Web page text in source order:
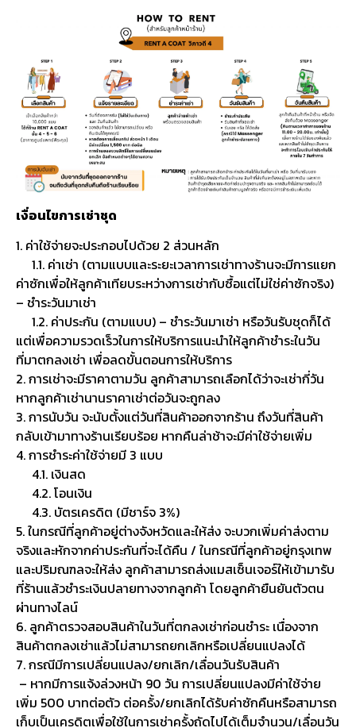
เงื่อนไขการเช่าชุด
1. ค่าใช้จ่ายจะประกอบไปด้วย 2 ส่วนหลัก
1.1. ค่าเช่า (ตามแบบและระยะเวลาการเช่าทางร้านจะมีการแยก
ค่าซักเพื่อให้ลูกค้าเทียบระหว่างการเช่ากับซื้อแต่ไม่ใช่ค่าซักจริง)
– ชำระวันมาเช่า
1.2. ค่าประกัน (ตามแบบ) – ชำระวันมาเช่า หรือวันรับชุดก็ได้
แต่เพื่อความรวดเร็วในการให้บริการแนะนำให้ลูกค้าชำระในวัน
ที่มาตกลงเช่า เพื่อลดขั้นตอนการให้บริการ
2. การเช่าจะมีราคาตามวัน ลูกค้าสามารถเลือกได้ว่าจะเช่ากี่วัน
หากลูกค้าเช่านานราคาเช่าต่อวันจะถูกลง
3. การนับวัน จะนับตั้งแต่วันที่สินค้าออกจากร้าน ถึงวันที่สินค้า
กลับเข้ามาทางร้านเรียบร้อย หากคืนล่าช้าจะมีค่าใช้จ่ายเพิ่ม
4. การชำระค่าใช้จ่ายมี 3 แบบ
4.1. เงินสด
4.2. โอนเงิน
4.3. บัตรเครดิต (มีชาร์จ 3%)
5. ในกรณีที่ลูกค้าอยู่ต่างจังหวัดและให้ส่ง จะบวกเพิ่มค่าส่งตาม
จริงและหักจากค่าประกันที่จะได้คืน / ในกรณีที่ลูกค้าอยู่กรุงเทพ
และปริมณฑลจะให้ส่ง ลูกค้าสามารถส่งแมสเซ็นเจอร์ให้เข้ามารับ
ที่ร้านแล้วชำระเงินปลายทางจากลูกค้า โดยลูกค้ายืนยันตัวตน
ผ่านทางไลน์
6. ลูกค้าตรวจสอบสินค้าในวันที่ตกลงเช่าก่อนชำระ เนื่องจาก
สินค้าตกลงเช่าแล้วไม่สามารถยกเลิกหรือเปลี่ยนแปลงได้
7. กรณีมีการเปลี่ยนแปลง/ยกเลิก/เลื่อนวันรับสินค้า
– หากมีการแจ้งล่วงหน้า 90 วัน การเปลี่ยนแปลงมีค่าใช้จ่าย
เพิ่ม 500 บาทต่อตัว ต่อครั้ง/ยกเลิกได้รับค่าซักคืนหรือสามารถ
เก็บเป็นเครดิตเพื่อใช้ในการเช่าครั้งถัดไปได้เต็มจำนวน/เลื่อนวัน